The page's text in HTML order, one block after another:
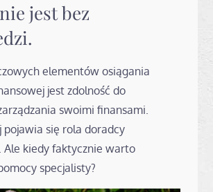
jest bez
elementów osiągania
jest zdolność do
swoimi finansami.
pojawia się rola doradcy
Ale kiedy faktycznie warto
specjalisty?